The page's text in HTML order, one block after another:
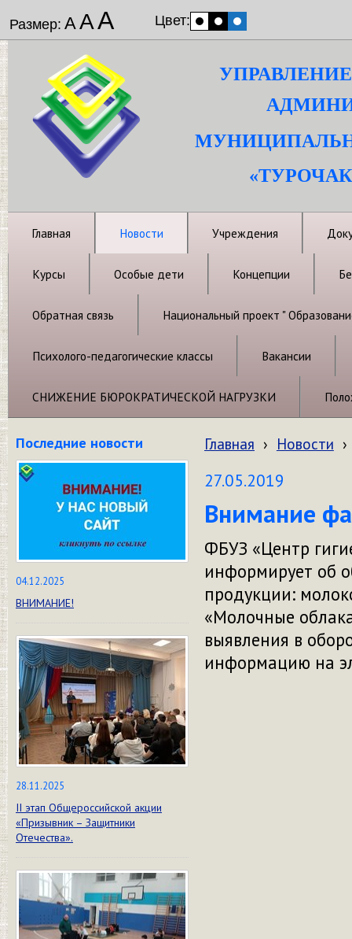
Размер: ААА Цвет:
Главная Новости Учреждения
Курсы Особые дети Концепции
Обратная связь Национальный проект "
Психолого-педагогические классы Вакансии
СНИЖЕНИЕ БЮРОКРАТИЧЕСКОЙ НАГРУЗКИ
Последние новости
04.12.2025
ВНИМАНИЕ!
28.11.2025
II этап Общероссийской акции
«Призывник – Защитники
Отечества».
Главная › Новости ›
27.05.2019
Внимание
ФБУЗ «Центр
информирует об
продукции:
«Молочные
выявления в
информацию на